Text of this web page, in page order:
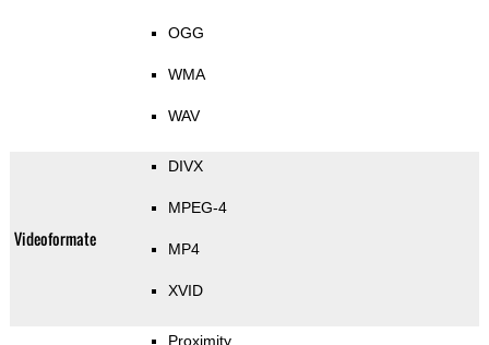
OGG
WMA
WAV
Videoformate
DIVX
MPEG-4
MP4
XVID
Proximity